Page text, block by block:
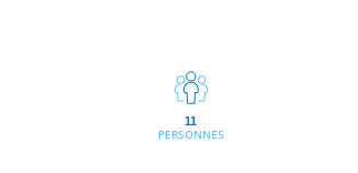
11
PERSONNES